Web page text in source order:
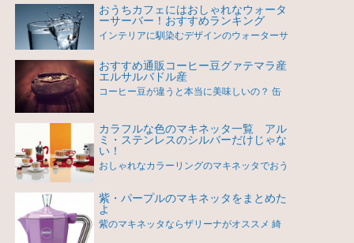
おうちカフェにはおしゃれなウォータ
ーサーバー！おすすめランキング
インテリアに馴染むデザインのウォーターサ
おすすめ通販コーヒー豆グァテマラ産
エルサルバドル産
コーヒー豆が違うと本当に美味しいの？ 缶
カラフルな色のマキネッタ一覧 アル
ミ・ステンレスのシルバーだけじゃな
い！
おしゃれなカラーリングのマキネッタでおう
紫・パープルのマキネッタをまとめた
よ
紫のマキネッタならザリーナがオススメ 綺